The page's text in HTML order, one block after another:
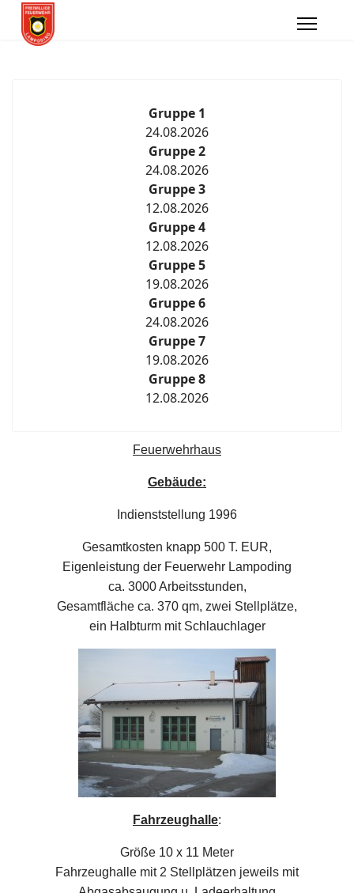
Gruppe 1
24.08.2026
Gruppe 2
24.08.2026
Gruppe 3
12.08.2026
Gruppe 4
12.08.2026
Gruppe 5
19.08.2026
Gruppe 6
24.08.2026
Gruppe 7
19.08.2026
Gruppe 8
12.08.2026
Feuerwehrhaus
Gebäude:
Indienststellung 1996
Gesamtkosten knapp 500 T. EUR,
Eigenleistung der Feuerwehr Lampoding
ca. 3000 Arbeitsstunden,
Gesamtfläche ca. 370 qm, zwei Stellplätze,
ein Halbturm mit Schlauchlager
Fahrzeughalle:
Größe 10 x 11 Meter
Fahrzeughalle mit 2 Stellplätzen jeweils mit